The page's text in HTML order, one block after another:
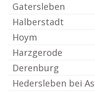
Gatersleben
Halberstadt
Hoym
Harzgerode
Derenburg
Hedersleben bei